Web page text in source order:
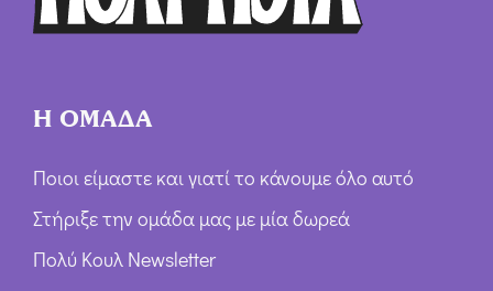
Η ΟΜΑΔΑ
Ποιοι είμαστε και γιατί το κάνουμε όλο αυτό
Στήριξε την ομάδα μας με μία δωρεά
Πολύ Κουλ Newsletter